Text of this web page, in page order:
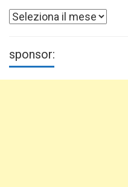
Archivi
sponsor: